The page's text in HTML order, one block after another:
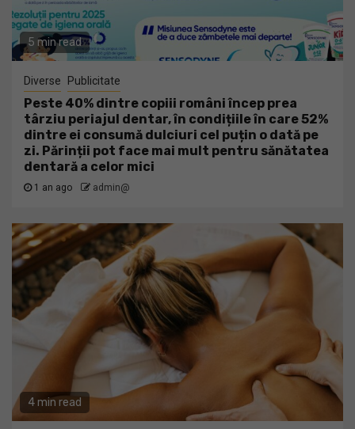
5 min read
Diverse Publicitate
Peste 40% dintre copiii români încep prea
târziu periajul dentar, în condițiile în care 52%
dintre ei consumă dulciuri cel puțin o dată pe
zi. Părinții pot face mai mult pentru sănătatea
dentară a celor mici
1 an ago admin@
4 min read